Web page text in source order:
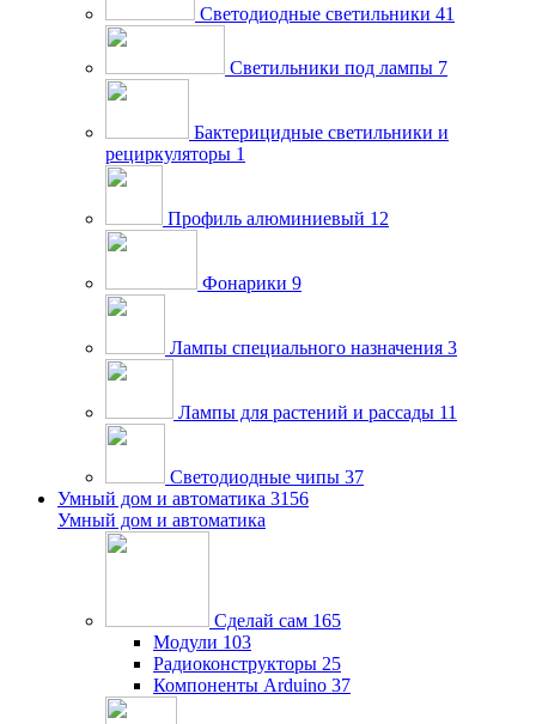
Светодиодные светильники 41
Светильники под лампы 7
Бактерицидные светильники и
рециркуляторы 1
Профиль алюминиевый 12
Фонарики 9
Лампы специального назначения 3
Лампы для растений и рассады 11
Светодиодные чипы 37
Умный дом и автоматика 3156
Умный дом и автоматика
Сделай сам 165
Модули 103
Радиоконструкторы 25
Компоненты Arduino 37